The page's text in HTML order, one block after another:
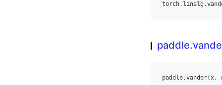
torch. linalg .
paddle.vander(x,